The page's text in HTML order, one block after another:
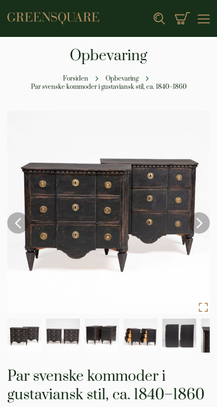
Search Min
Opbevaring
Forsiden
Opbevaring
Par svenske kommoder i gustaviansk stil, ca. 1840–1860
Par svenske kommoder i
gustaviansk stil, ca. 1840–1860
starten
billedgalleriet